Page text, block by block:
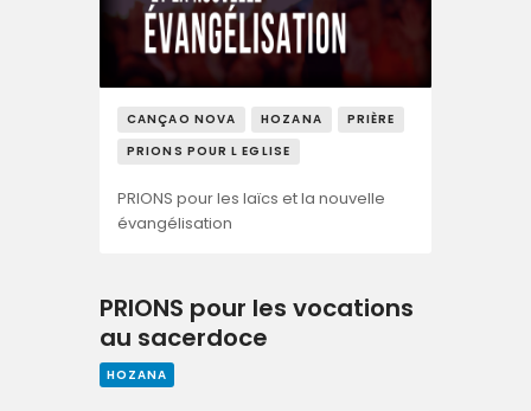
CANÇAO NOVA HOZANA
PRIÈRE
PRIONS POUR L EGLISE
PRIONS pour les laïcs et la nouvelle
évangélisation
PRIONS pour les vocations
au sacerdoce
HOZANA